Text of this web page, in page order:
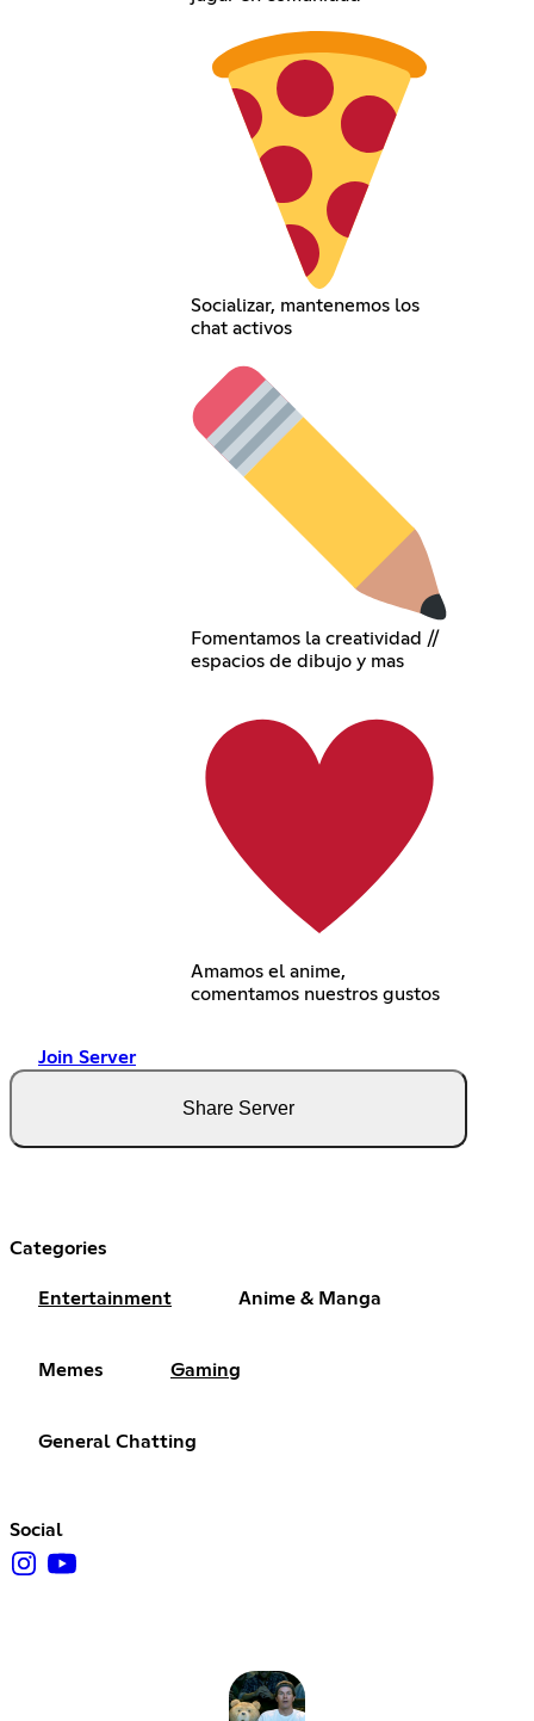
Socializar, mantenemos los
chat activos
Fomentamos la creatividad //
espacios de dibujo y mas
Amamos el anime,
comentamos nuestros gustos
Join Server
Share Server
Categories
Entertainment Anime & Manga
Memes Gaming
General Chatting
Social